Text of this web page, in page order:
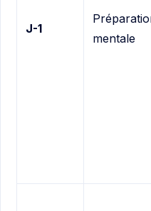
J-1
mentale